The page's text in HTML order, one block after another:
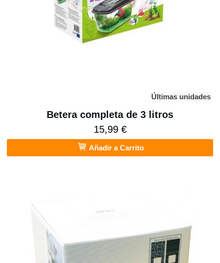
Últimas unidades
Betera completa de 3 litros
15,99 €
Añadir a Carrito